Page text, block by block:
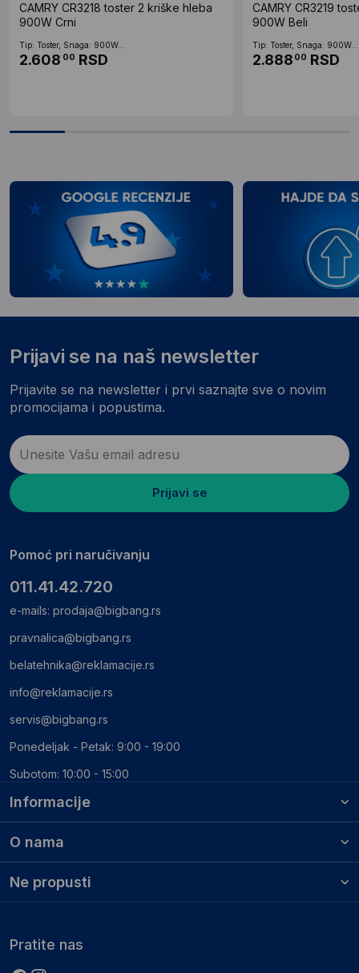
CAMRY CR3218 toster 2 kriške hleba
900W Crni
Tip: Toster, Snaga: 900W...
2.608 00 RSD
CAMRY CR3219
900W Beli
Tip: Toster, Snaga: 900W...
2.888 00 RSD
Informacije
O nama
Ne propusti
Prijavi se na naš newsletter
Prijavite se na newsletter i prvi saznajte sve o novim
promocijama i popustima.
Prijavi se
Pomoć pri naručivanju
011.41.42.720
e-mails: prodaja@bigbang.rs
pravnalica@bigbang.rs
belatehnika@reklamacije.rs
info@reklamacije.rs
servis@bigbang.rs
Ponedeljak - Petak: 9:00 - 19:00
Subotom: 10:00 - 15:00
Pratite nas